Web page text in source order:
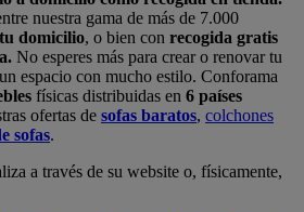
nuestra gama de más de 7.000
domicilio, o bien con recogida gratis
No esperes más para crear o renovar tu
espacio con mucho estilo. Conforama
físicas distribuidas en 6 países
ofertas de sofas baratos, colchones
sofas.
a través de su website o, físicamente,